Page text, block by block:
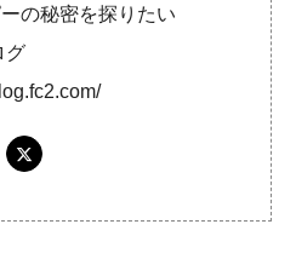
の秘密を探りたい
グ